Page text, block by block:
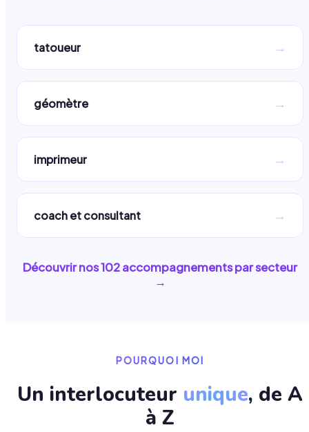
tatoueur →
géomètre →
imprimeur →
coach et consultant →
Découvrir nos102accompagnements par secteur
→
POURQUOI MOI
Un interlocuteur unique, de A
à Z